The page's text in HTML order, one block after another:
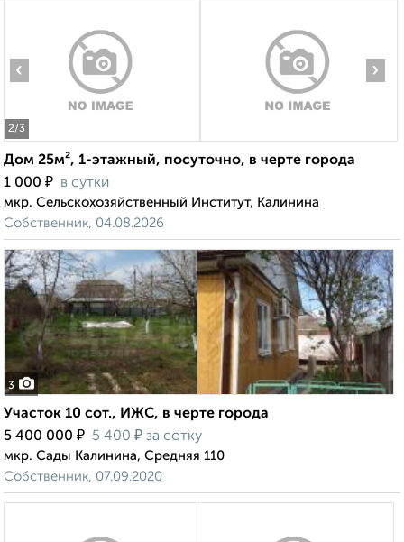
2/3
‹ ›
Дом 25м², 1-этажный, посуточно, в черте города
1 000 ₽ в сутки
мкр. Сельскохозяйственный Институт, Калинина
Собственник, 04.08.2026
3
Участок 10 сот., ИЖС, в черте города
5 400 000 ₽ 5 400 ₽ за сотку
мкр. Сады Калинина, Средняя 110
Собственник, 07.09.2020